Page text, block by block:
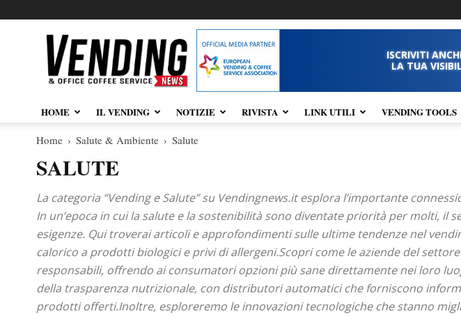
Vendingnews.it
ISCRIVITI
LA TUA
HOME IL VENDING NOTIZIE RIVISTA LINK UTILI VENDING TOOLS
Home Salute & Ambiente Salute
SALUTE
La categoria “Vending e Salute” su Vendingnews.it esplora l’importante
In un’epoca in cui la salute e la sostenibilità sono diventate priorità per molti, il
esigenze. Qui troverai articoli e approfondimenti sulle ultime tendenze nel
calorico a prodotti biologici e privi di allergeni.Scopri come le aziende del
responsabili, offrendo ai consumatori opzioni più sane direttamente nei loro
della trasparenza nutrizionale, con distributori automatici che forniscono
prodotti offerti.Inoltre, esploreremo le innovazioni tecnologiche che stanno